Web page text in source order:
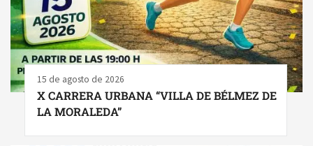
15 de agosto de 2026
X CARRERA URBANA “VILLA DE BÉLMEZ DE
LA MORALEDA”